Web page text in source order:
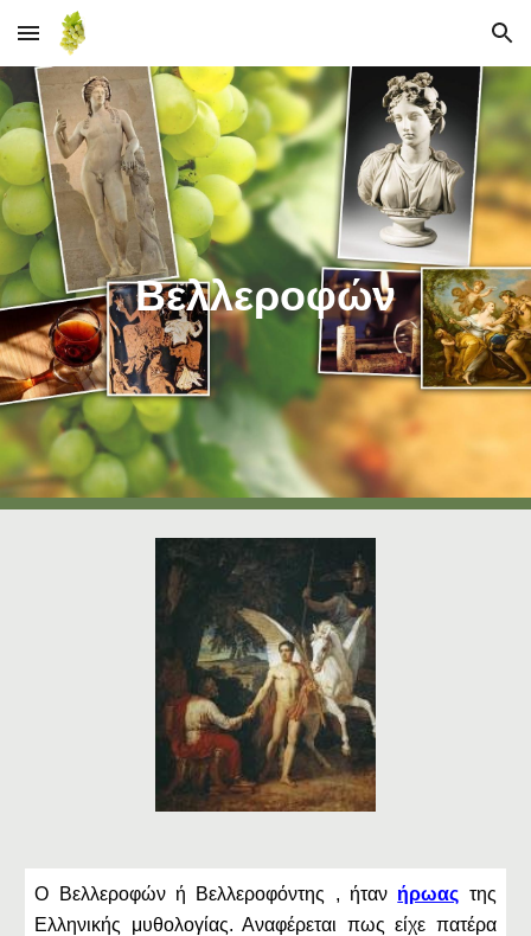
Skip to main content Skip to navigation
Βελλεροφών
Ο Βελλεροφών ή Βελλεροφόντης , ήταν ήρωας της
Ελληνικής μυθολογίας. Αναφέρεται πως είχε πατέρα